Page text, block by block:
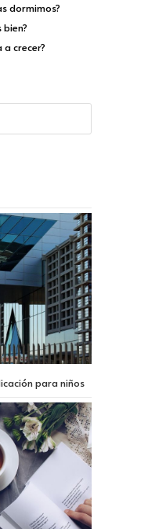
dormimos?
crecer?
para niños